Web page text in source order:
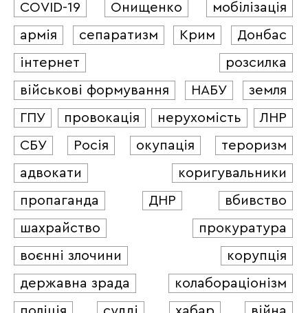
COVID-19
Онищенко
мобілізація
армія
сепаратизм Крим
Донбас
інтернет
розсилка
військові формування
НАБУ
земля
ГПУ
провокація нерухомість
ЛНР
СБУ
Росія окупація
тероризм
адвокати
коригувальники
пропаганда
ДНР
вбивство
шахрайство
прокуратура
воєнні злочини
корупція
державна зрада
колабораціонізм